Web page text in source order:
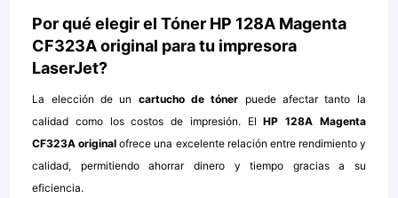
Por qué elegir el Tóner HP 128A Magenta
CF323A original para tu impresora
LaserJet?
La elección de un cartucho de tóner puede afectar tanto la
calidad como los costos de impresión. ElHP 128A Magenta
CF323A original ofrece una excelente relación entre rendimiento y
calidad, permitiendo ahorrar dinero y tiempo gracias a su
eficiencia.